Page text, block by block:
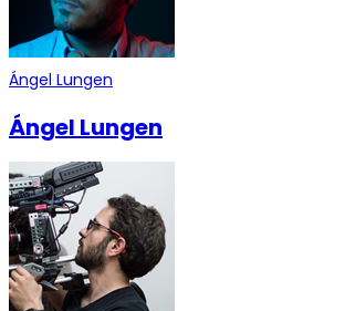
Ángel Lungen
Ángel Lungen